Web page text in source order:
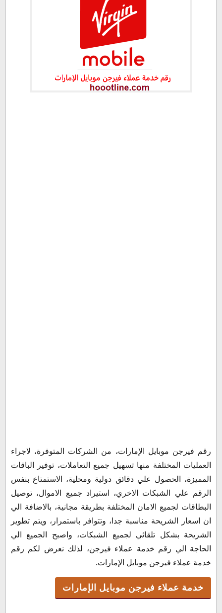
خدمة عملاء فيرجن موبايل الإمارات
رقم واتساب فيرجن موبايل الإمارات
رقم فيرجن موبايل الخط الساخن
خدمات فيرجن موبيل
عنوان شركة فيرجن موبايل
مواعيد عمل شركة فيرجن موبايل
رقم فيرجن موبايل الإمارات، من الشركات المتوفرة، لاجراء
العمليات المختلفة منها تسهيل جميع التعاملات، توفير الباقات
المميزة، الحصول علي دقائق دولية ومحلية، الاستمتاع بنفس
الرقم علي الشبكات الاخري، استيراد جميع الاموال، توصيل
البطاقات لجميع الامان المختلفة بطريقة مجانية، بالاضافة الي
ان اسعار الشريحة مناسبة جدا، وتتوافر باستمرار، ويتم تطوير
الشريحة بشكل تلقائي لجميع الشبكات، واصبح الجميع الي
الحاجة الي رقم خدمة عملاء فيرجن، لذلك نعرض لكم رقم
خدمة عملاء فيرجن موبايل الإمارات.
خدمة عملاء فيرجن موبايل الإمارات